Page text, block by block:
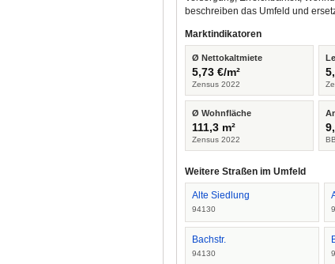
beschreiben das Umfeld und
Marktindikatoren
Ø Nettokaltmiete
5,73 €/m²
Zensus 2022
Ø Wohnfläche
111,3 m²
Zensus 2022
Weitere Straßen im Umfeld
Alte Siedlung
94130
Bachstr.
94130